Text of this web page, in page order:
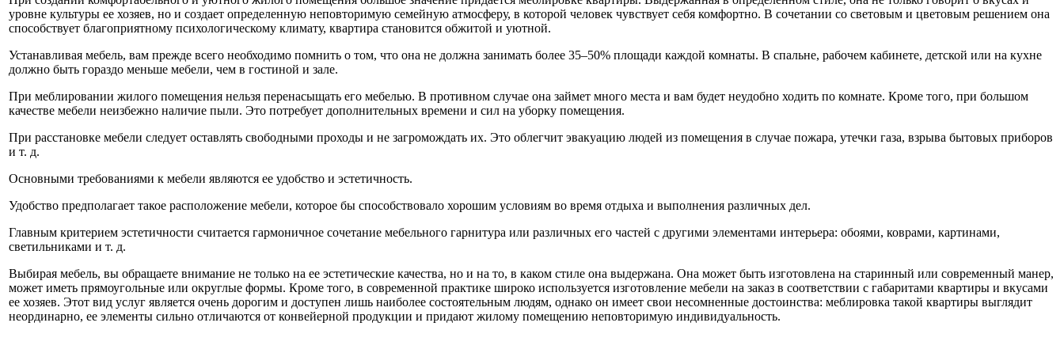
уровне культуры ее хозяев, но и создает определенную неповторимую семейную атмосферу, в которой человек чувствует себя комфортно. В сочетании со световым и цветовым решением она
способствует благоприятному психологическому климату, квартира становится обжитой и уютной.
Устанавливая мебель, вам прежде всего необходимо помнить о том, что она не должна занимать более 35–50% площади каждой комнаты. В спальне, рабочем кабинете, детской или на кухне
должно быть гораздо меньше мебели, чем в гостиной и зале.
При меблировании жилого помещения нельзя перенасыщать его мебелью. В противном случае она займет много места и вам будет неудобно ходить по комнате. Кроме того, при большом
качестве мебели неизбежно наличие пыли. Это потребует дополнительных времени и сил на уборку помещения.
При расстановке мебели следует оставлять свободными проходы и не загромождать их. Это облегчит эвакуацию людей из помещения в случае пожара, утечки газа, взрыва бытовых приборов
и т. д.
Основными требованиями к мебели являются ее удобство и эстетичность.
Удобство предполагает такое расположение мебели, которое бы способствовало хорошим условиям во время отдыха и выполнения различных дел.
Главным критерием эстетичности считается гармоничное сочетание мебельного гарнитура или различных его частей с другими элементами интерьера: обоями, коврами, картинами,
светильниками и т. д.
Выбирая мебель, вы обращаете внимание не только на ее эстетические качества, но и на то, в каком стиле она выдержана. Она может быть изготовлена на старинный или современный манер,
может иметь прямоугольные или округлые формы. Кроме того, в современной практике широко используется изготовление мебели на заказ в соответствии с габаритами квартиры и вкусами
ее хозяев. Этот вид услуг является очень дорогим и доступен лишь наиболее состоятельным людям, однако он имеет свои несомненные достоинства: меблировка такой квартиры выглядит
неординарно, ее элементы сильно отличаются от конвейерной продукции и придают жилому помещению неповторимую индивидуальность.